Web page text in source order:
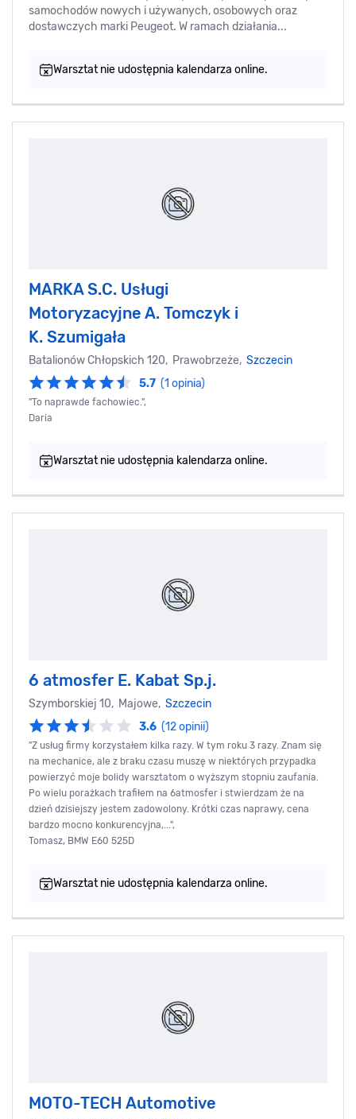
samochodów nowych i używanych, osobowych oraz
dostawczych marki Peugeot. W ramach działania...
Warsztat nie udostępnia kalendarza online.
MARKA S.C. Usługi
Motoryzacyjne A. Tomczyk i
K. Szumigała
Batalionów Chłopskich 120, Prawobrzeże, Szczecin
5.7 (1 opinia)
"To naprawde fachowiec.",
Daria
Warsztat nie udostępnia kalendarza online.
6 atmosfer E. Kabat Sp.j.
Szymborskiej 10, Majowe, Szczecin
3.6 (12 opinii)
"Z usług firmy korzystałem kilka razy. W tym roku 3 razy. Znam się
na mechanice, ale z braku czasu muszę w niektórych przypadka
powierzyć moje bolidy warsztatom o wyższym stopniu zaufania.
Po wielu porażkach trafiłem na 6atmosfer i stwierdzam że na
dzień dzisiejszy jestem zadowolony. Krótki czas naprawy, cena
bardzo mocno konkurencyjna,...",
Tomasz, BMW E60 525D
Warsztat nie udostępnia kalendarza online.
MOTO-TECH Automotive